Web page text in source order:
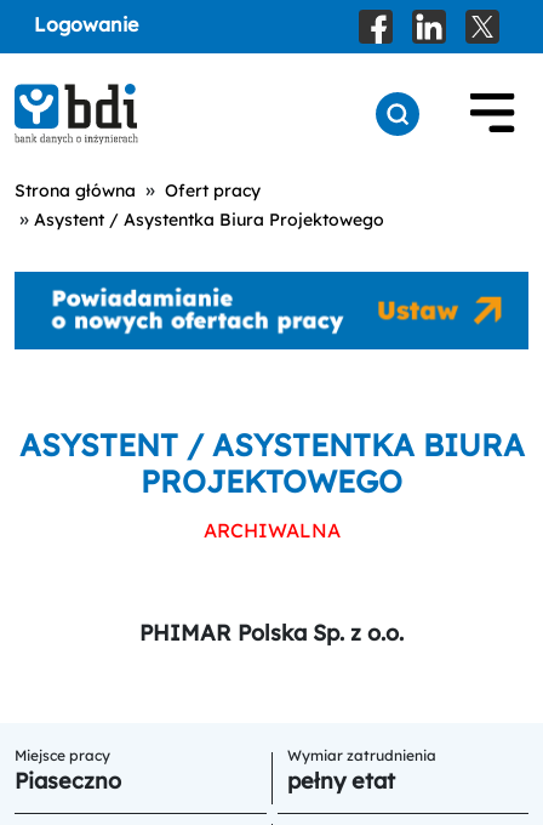
Logowanie
Strona główna » Ofert pracy
» Asystent / Asystentka Biura Projektowego
ASYSTENT / ASYSTENTKA BIURA
PROJEKTOWEGO
ARCHIWALNA
PHIMAR Polska Sp. z o.o.
Miejsce pracy
Piaseczno
Wymiar zatrudnienia
pełny etat